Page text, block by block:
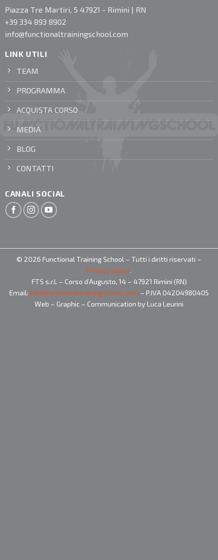
Piazza Tre Martiri, 5 47921 - Rimini | RN
+39 334 893 8902
info@functionaltrainingschool.com
LINK UTILI
TEAM
PROGRAMMA
ACQUISTA CORSO
MEDIA
BLOG
CONTATTI
CANALI SOCIAL
© 2026 Functional Training School – Tutti i diritti riservati –
Privacy policy.
FTS s.r.l. – Corso d’Augusto, 14 – 47921 Rimini (RN)
Email: info@functionaltrainingschool.com – P.IVA 04204980405
Web – Graphic – Communication by Luca Leurini